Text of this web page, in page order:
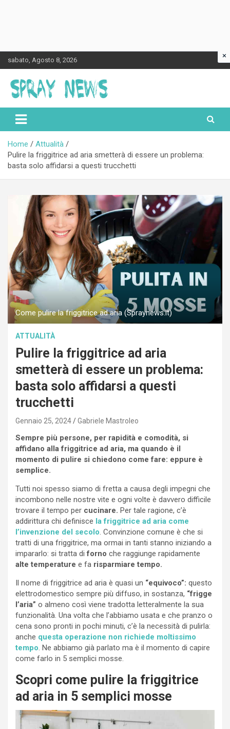
to
content
sabato, Agosto 8, 2026
Spraynews.it
Home
Attualità
Pulire la friggitrice ad aria smetterà di essere un problema:
basta solo affidarsi a questi trucchetti
Come pulire la friggitrice ad aria (Spraynews.it)
ATTUALITÀ
Pulire la friggitrice ad aria
smetterà di essere un problema:
basta solo affidarsi a questi
trucchetti
Gennaio 25, 2024 Gabriele Mastroleo
Sempre più persone, per rapidità e comodità, si
affidano alla friggitrice ad aria, ma quando è il
momento di pulire si chiedono come fare: eppure è
semplice.
Tutti noi spesso siamo di fretta a causa degli impegni che
incombono nelle nostre vite e ogni volte è davvero difficile
trovare il tempo per cucinare. Per tale ragione, c’è
addirittura chi definisce la friggitrice ad aria come
l’invenzione del secolo. Convinzione comune è che si
tratti di una friggitrice, ma ormai in tanti stanno iniziando a
impararlo: si tratta diforno che raggiunge rapidamente
alte temperature e fa risparmiare tempo.
Il nome di friggitrice ad aria è quasi un “equivoco”: questo
elettrodomestico sempre più diffuso, in sostanza, “frigge
l’aria” o almeno così viene tradotta letteralmente la sua
funzionalità. Una volta che l’abbiamo usata e che pranzo o
cena sono pronti in pochi minuti, c’è la necessità di pulirla:
anche questa operazione non richiede moltissimo
tempo. Ne abbiamo già parlato ma è il momento di capire
come farlo in 5 semplici mosse.
Scopri come pulire la friggitrice
ad aria in 5 semplici mosse
×